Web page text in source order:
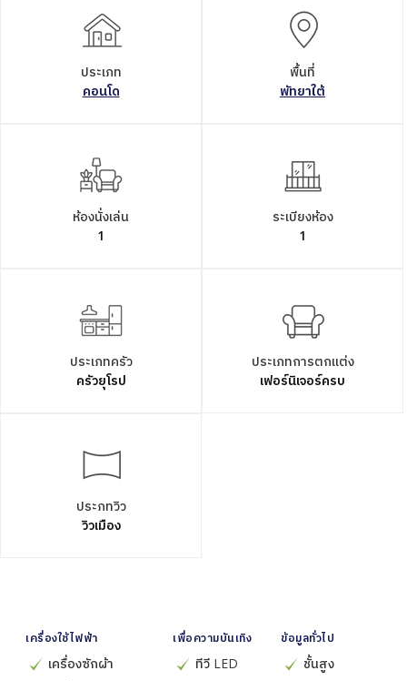
ประเภท
คอนโด
พื้นที่
พัทยาใต้
ห้องนั่งเล่น
1
ระเบียงห้อง
1
ประเภทครัว
ครัวยุโรป
ประเภทการตกแต่ง
เฟอร์นิเจอร์ครบ
ประภทวิว
วิวเมือง
เครื่องใช้ไฟฟ้า
เครื่องซักผ้า
เพื่อความบันเทิง
ทีวี LED
ข้อมูลทั่วไป
ชั้นสูง